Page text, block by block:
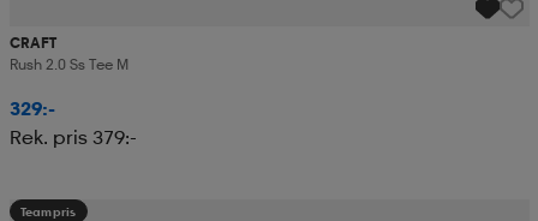
CRAFT
Rush 2.0 Ss Tee M
329:-
Rek. pris 379:-
Teampris